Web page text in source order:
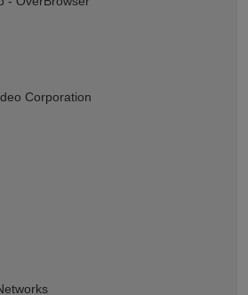
Corporation